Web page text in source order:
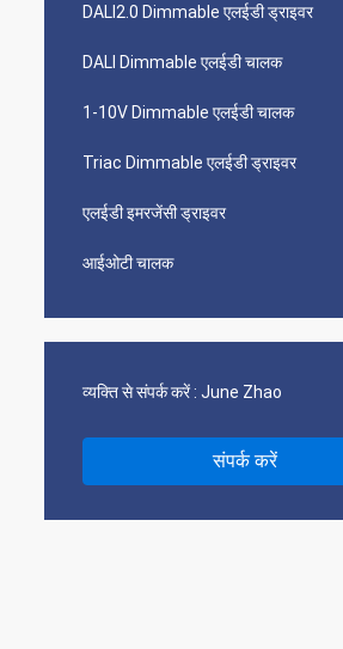
DALI2.0 Dimmable एलईडी ड्राइवर
DALI Dimmable एलईडी चालक
1-10V Dimmable एलईडी चालक
Triac Dimmable एलईडी ड्राइवर
एलईडी इमरजेंसी ड्राइवर
आईओटी चालक
व्यक्ति से संपर्क करें : June Zhao
संपर्क करें